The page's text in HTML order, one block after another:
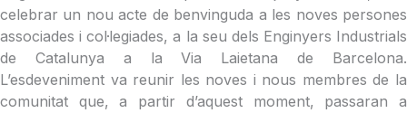
celebrar un nou acte de benvinguda a les noves persones
associades i col·legiades, a la seu dels Enginyers Industrials
de Catalunya a la Via Laietana de Barcelona.
L’esdeveniment va reunir les noves i nous membres de la
comunitat que, a partir d’aquest moment, passaran a